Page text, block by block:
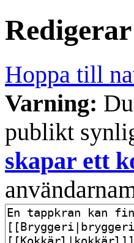
Redigerar
Hoppa till
Varning:
publikt
skapar ett